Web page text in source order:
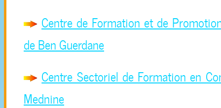
Centre de Formation et de
de Ben Guerdane
Centre Sectoriel de Formation en
Mednine